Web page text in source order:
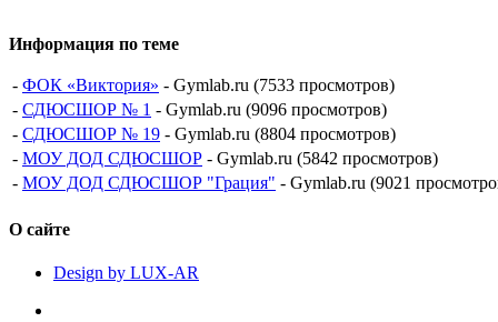
Информация по теме
- ФОК «Виктория» - Gymlab.ru (7533 просмотров)
- СДЮСШОР № 1 - Gymlab.ru (9096 просмотров)
- СДЮСШОР № 19 - Gymlab.ru (8804 просмотров)
- МОУ ДОД СДЮСШОР - Gymlab.ru (5842 просмотров)
- МОУ ДОД СДЮСШОР "Грация" - Gymlab.ru (9021
О сайте
Design by LUX-AR